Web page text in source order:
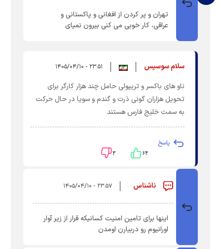
تهران و پر کردن از افغانی و پاکستانی و
عراقی، کار خوبی می کنی بیرون نمیای
سلام سوسیس ۲۳:۵۱ - ۱۴۰۵/۰۴/۱۰
ناو های باکسر و تریپولی حامل چند هزار کارگر برای
تحویل هزاران گونی ذرت و گندم و سویا در حال حرکت
به سمت خلیج فارس هستند
پاسخ
۶۴ ۳
ناشناس ۲۳:۵۷ - ۱۴۰۵/۰۴/۱۰
اینها برای تامین امنیت کسانیکه قرار از زیر آوار
اورانیوم رو دربیارن اومدن